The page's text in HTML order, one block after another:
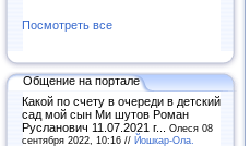
Посмотреть все
Общение на портале
Какой по счету в очереди в детский
сад мой сын Ми шутов Роман
Русланович 11.07.2021 г... Олеся 08
сентября 2022, 10:16 // Йошкар-Ола.